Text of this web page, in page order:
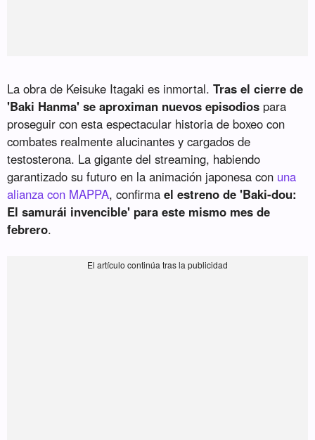
La obra de Keisuke Itagaki es inmortal.Tras el cierre de
'Baki Hanma' se aproximan nuevos episodios para
proseguir con esta espectacular historia de boxeo con
combates realmente alucinantes y cargados de
testosterona. La gigante del streaming, habiendo
garantizado su futuro en la animación japonesa con una
alianza con MAPPA, confirmael estreno de 'Baki-dou:
El samurái invencible' para este mismo mes de
febrero.